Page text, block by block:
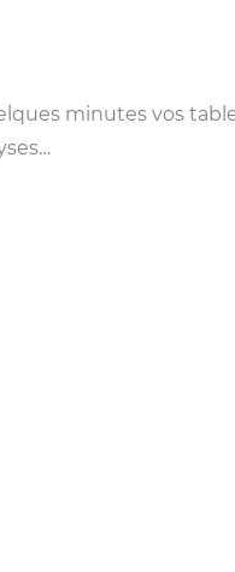
minutes vos